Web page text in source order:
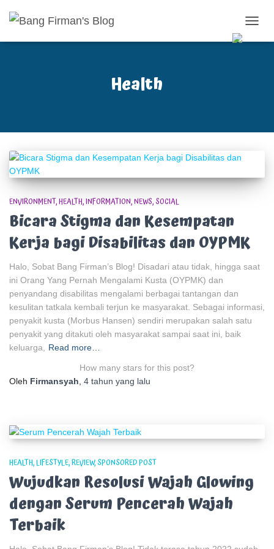
Health
ENVIRONMENT HEALTH INFORMATION NEWS SOCIAL
Bicara Stigma dan Kesempatan
Kerja bagi Disabilitas dan OYPMK
Halo, Sobat Bang Firman’s Blog! Disadari atau tidak, hingga saat
ini Orang Yang Pernah Mengalami Kusta (OYPMK) dan
penyandang disabilitas mengalami berbagai tantangan dan
kesulitan tatkala kembali terjun ke masyarakat. Sebagai informasi,
penyakit kusta (Morbus Hansen) sendiri merupakan salah satu
penyakit yang ditakuti oleh masyarakat sampai saat ini, baik
keluarga,
Read more…
How many stars for this post?
Oleh Firmansyah 4 tahun yang lalu
HEALTH LIFESTYLE REVIEW SPONSORED POST
Wujudkan Resolusi Wajah Glowing
dengan Serum Pencerah Wajah
Terbaik